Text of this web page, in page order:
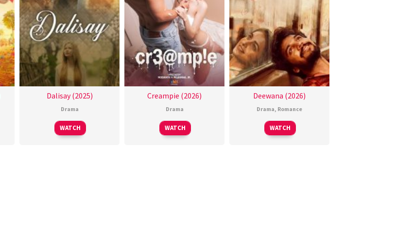
Dalisay (2025)
Drama
WATCH
Creampie (2026)
Drama
WATCH
Deewana (2026)
Drama, Romance
WATCH